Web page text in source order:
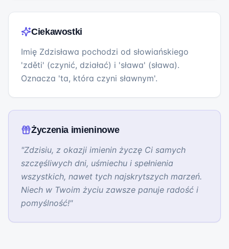
Ciekawostki
Imię Zdzisława pochodzi od słowiańskiego
'zděti' (czynić, działać) i 'sława' (sława).
Oznacza 'ta, która czyni sławnym'.
Życzenia imieninowe
"Zdzisiu, z okazji imienin życzę Ci samych
szczęśliwych dni, uśmiechu i spełnienia
wszystkich, nawet tych najskrytszych marzeń.
Niech w Twoim życiu zawsze panuje radość i
pomyślność!"